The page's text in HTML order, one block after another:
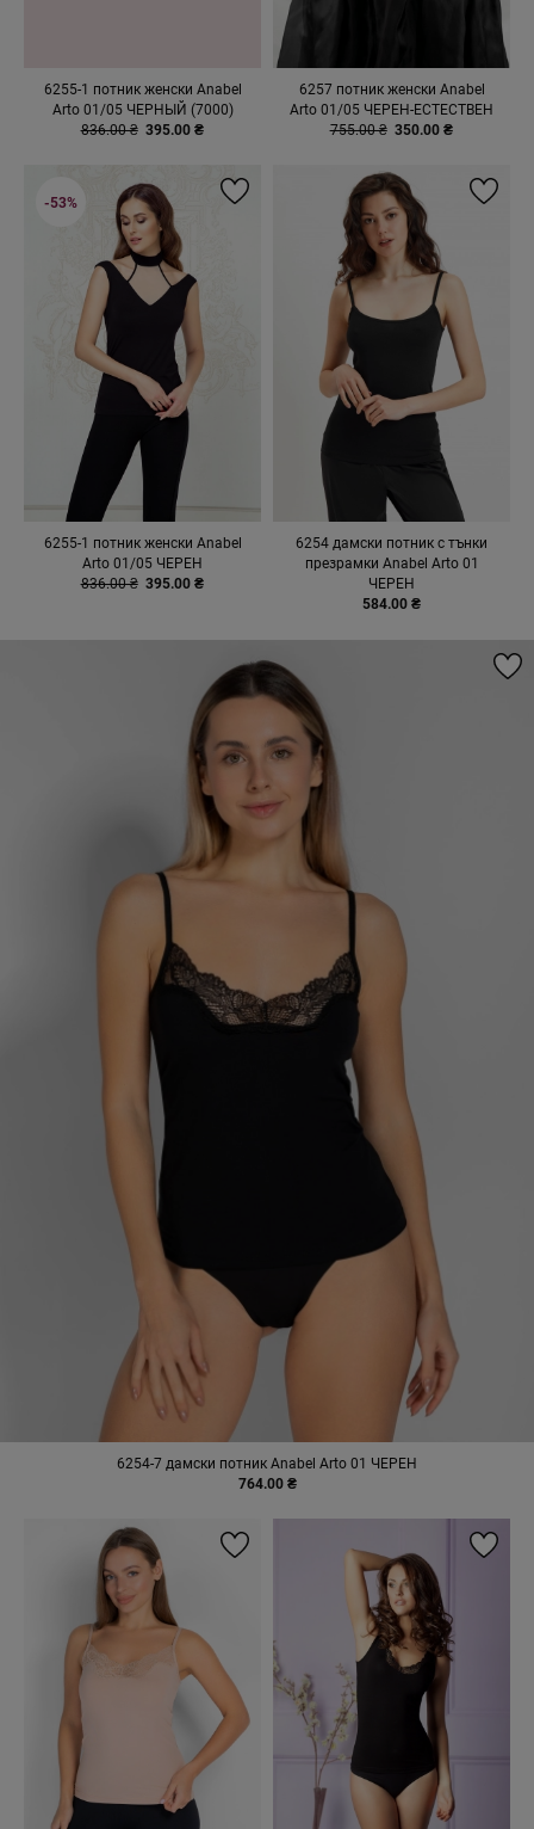
6255-1 потник женски Anabel
Arto 01/05 ЧЕРНЫЙ (7000)
836.00 ₴ 395.00 ₴
6257 потник женски Anabel
Arto 01/05 ЧЕРЕН-ЕСТЕСТВЕН
755.00 ₴ 350.00 ₴
6255-1 потник женски Anabel
Arto 01/05 ЧЕРЕН
836.00 ₴ 395.00 ₴
-53%
6254 дамски потник с тънки
презрамки Anabel Arto 01
ЧЕРЕН
584.00 ₴
6254-7 дамски потник Anabel Arto 01 ЧЕРЕН
764.00 ₴